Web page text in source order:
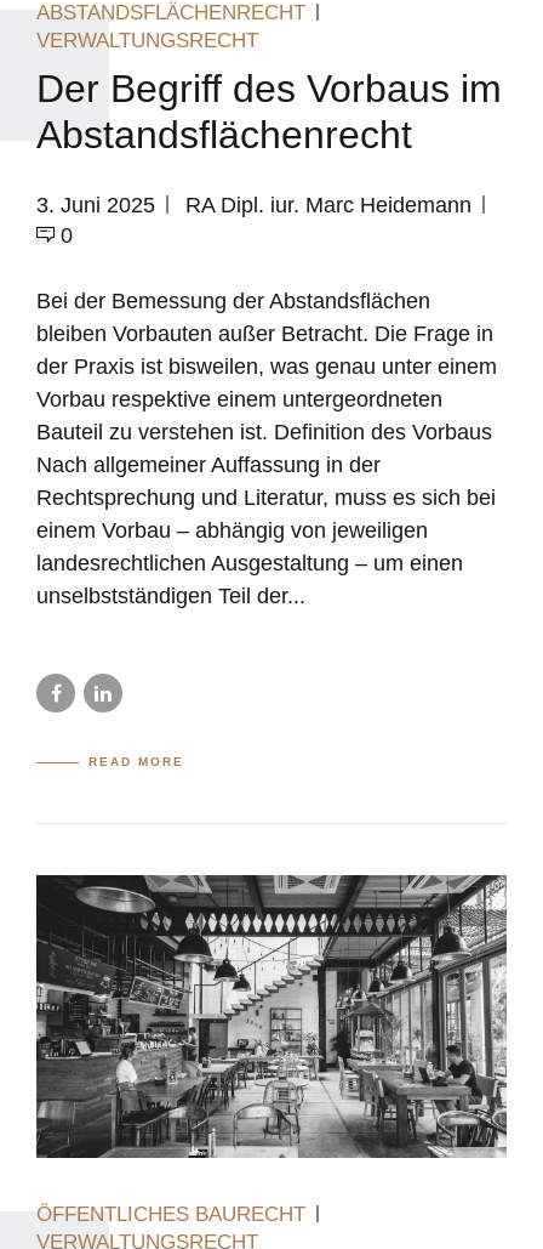
ABSTANDSFLÄCHENRECHT
VERWALTUNGSRECHT
Der Begriff des Vorbaus im
Abstandsflächenrecht
3. Juni 2025
RA Dipl. iur. Marc Heidemann
0
Bei der Bemessung der Abstandsflächen
bleiben Vorbauten außer Betracht. Die Frage in
der Praxis ist bisweilen, was genau unter einem
Vorbau respektive einem untergeordneten
Bauteil zu verstehen ist. Definition des Vorbaus
Nach allgemeiner Auffassung in der
Rechtsprechung und Literatur, muss es sich bei
einem Vorbau – abhängig von jeweiligen
landesrechtlichen Ausgestaltung – um einen
unselbstständigen Teil der...
READ MORE
ÖFFENTLICHES BAURECHT
VERWALTUNGSRECHT